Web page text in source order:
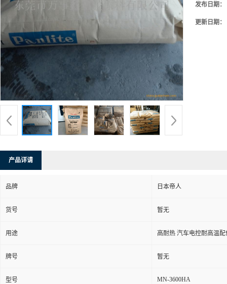
发布日期：
更新日期：
产品详请
品牌 日本帝人
货号 暂无
用途 高耐热 汽车电控耐高温配
牌号 暂无
型号 MN-3600HA